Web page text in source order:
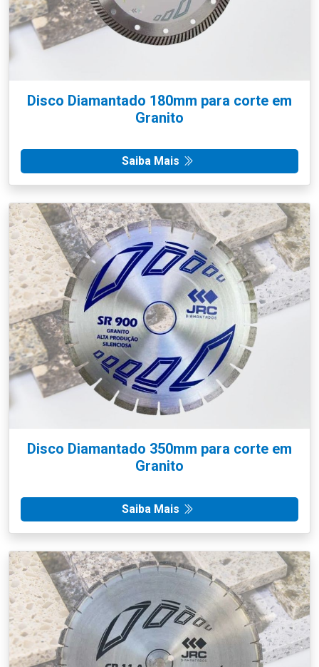
Disco Diamantado 180mm para corte em
Granito
Saiba Mais
Disco Diamantado 350mm para corte em
Granito
Saiba Mais